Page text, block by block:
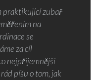
praktikující zubař
na
se
za cíl
nejpříjemnější
píšu o tom, jak